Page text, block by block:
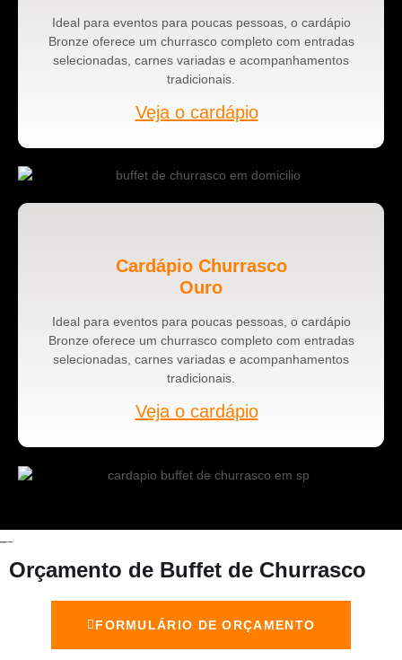
Ideal para eventos para poucas pessoas, o cardápio
Bronze oferece um churrasco completo com entradas
selecionadas, carnes variadas e acompanhamentos
tradicionais.
Veja o cardápio
Cardápio Churrasco
Ouro
Ideal para eventos para poucas pessoas, o cardápio
Bronze oferece um churrasco completo com entradas
selecionadas, carnes variadas e acompanhamentos
tradicionais.
Veja o cardápio
Orçamento de Buffet de Churrasco
FORMULÁRIO DE ORÇAMENTO